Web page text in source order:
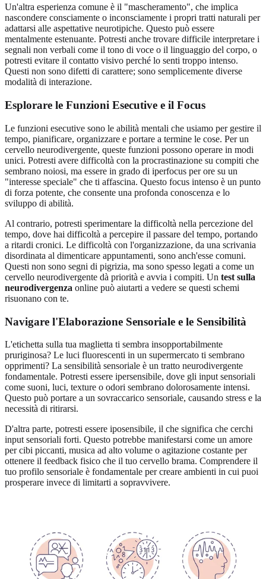
Un'altra esperienza comune è il "mascheramento", che implica
nascondere consciamente o inconsciamente i propri tratti naturali per
adattarsi alle aspettative neurotipiche. Questo può essere
mentalmente estenuante. Potresti anche trovare difficile interpretare i
segnali non verbali come il tono di voce o il linguaggio del corpo, o
potresti evitare il contatto visivo perché lo senti troppo intenso.
Questi non sono difetti di carattere; sono semplicemente diverse
modalità di interazione.
Esplorare le Funzioni Esecutive e il Focus
Le funzioni esecutive sono le abilità mentali che usiamo per gestire il
tempo, pianificare, organizzare e portare a termine le cose. Per un
cervello neurodivergente, queste funzioni possono operare in modi
unici. Potresti avere difficoltà con la procrastinazione su compiti che
sembrano noiosi, ma essere in grado di iperfocus per ore su un
"interesse speciale" che ti affascina. Questo focus intenso è un punto
di forza potente, che consente una profonda conoscenza e lo
sviluppo di abilità.
Al contrario, potresti sperimentare la difficoltà nella percezione del
tempo, dove hai difficoltà a percepire il passare del tempo, portando
a ritardi cronici. Le difficoltà con l'organizzazione, da una scrivania
disordinata al dimenticare appuntamenti, sono anch'esse comuni.
Questi non sono segni di pigrizia, ma sono spesso legati a come un
cervello neurodivergente dà priorità e avvia i compiti. Un test sulla
neurodivergenza online può aiutarti a vedere se questi schemi
risuonano con te.
Navigare l'Elaborazione Sensoriale e le Sensibilità
L'etichetta sulla tua maglietta ti sembra insopportabilmente
pruriginosa? Le luci fluorescenti in un supermercato ti sembrano
opprimenti? La sensibilità sensoriale è un tratto neurodivergente
fondamentale. Potresti essere ipersensibile, dove gli input sensoriali
come suoni, luci, texture o odori sembrano dolorosamente intensi.
Questo può portare a un sovraccarico sensoriale, causando stress e la
necessità di ritirarsi.
D'altra parte, potresti essere iposensibile, il che significa che cerchi
input sensoriali forti. Questo potrebbe manifestarsi come un amore
per cibi piccanti, musica ad alto volume o agitazione costante per
ottenere il feedback fisico che il tuo cervello brama. Comprendere il
tuo profilo sensoriale è fondamentale per creare ambienti in cui puoi
prosperare invece di limitarti a sopravvivere.